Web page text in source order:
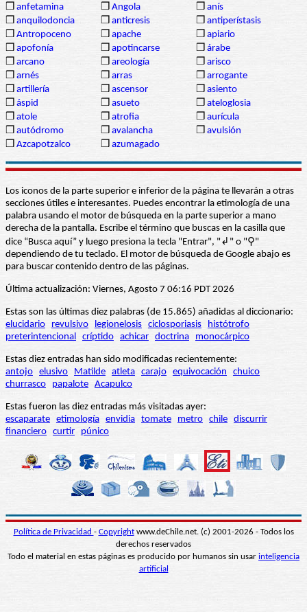
❒ anfetamina ❒ Angola ❒ anís
❒ anquilodoncia ❒ anticresis ❒ antiperístasis
❒ Antropoceno ❒ apache ❒ apiario
❒ apofonía ❒ apotincarse ❒ árabe
❒ arcano ❒ areología ❒ arisco
❒ arnés ❒ arras ❒ arrogante
❒ artillería ❒ ascensor ❒ asiento
❒ áspid ❒ asueto ❒ ateloglosia
❒ atole ❒ atrofia ❒ aurícula
❒ autódromo ❒ avalancha ❒ avulsión
❒ Azcapotzalco ❒ azumagado
Los iconos de la parte superior e inferior de la página te llevarán a otras
secciones útiles e interesantes. Puedes encontrar la etimología de una
palabra usando el motor de búsqueda en la parte superior a mano
derecha de la pantalla. Escribe el término que buscas en la casilla que
dice “Busca aquí” y luego presiona la tecla "Entrar", "↲" o "⚲"
dependiendo de tu teclado. El motor de búsqueda de Google abajo es
para buscar contenido dentro de las páginas.
Última actualización: Viernes, Agosto 7 06:16 PDT 2026
Estas son las últimas diez palabras (de 15.865) añadidas al diccionario:
elucidario
revulsivo legionelosis ciclosporiasis
histótrofo
preterintencional críptido achicar doctrina monocárpico
Estas diez entradas han sido modificadas recientemente:
antojo elusivo Matilde atleta carajo equivocación
chuico
churrasco
papalote Acapulco
Estas fueron las diez entradas más visitadas ayer:
escaparate etimología envidia tomate metro chile discurrir
financiero curtir púnico
Política de Privacidad - Copyrightwww.deChile.net. (c) 2001-2026 - Todos los
derechos reservados
Todo el material en estas páginas es producido por humanos sin usar inteligencia
artificial